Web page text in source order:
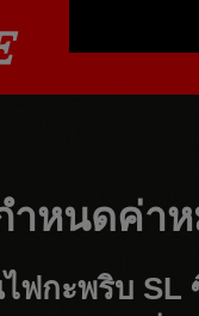
ำหนดค่า
ฟกะพริบ SL